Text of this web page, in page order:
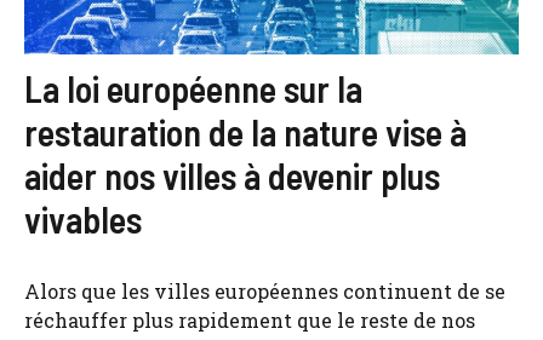
La loi européenne sur la
restauration de la nature vise à
aider nos villes à devenir plus
vivables
Alors que les villes européennes continuent de se
réchauffer plus rapidement que le reste de nos